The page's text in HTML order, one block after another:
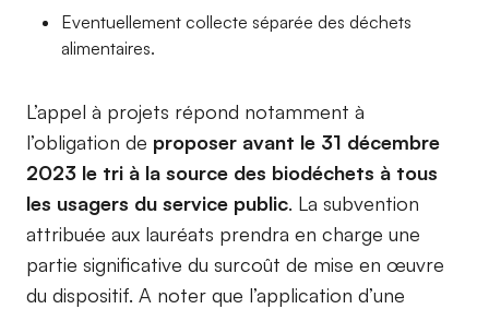
Eventuellement collecte séparée des déchets
alimentaires.
L’appel à projets répond notamment à
l’obligation de proposer avant le 31 décembre
2023 le tri à la source des biodéchets à tous
les usagers du service public. La subvention
attribuée aux lauréats prendra en charge une
partie significative du surcoût de mise en œuvre
du dispositif. A noter que l’application d’une